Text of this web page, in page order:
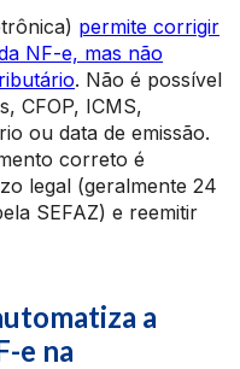
permite corrigir
NF-e, mas não
. Não é possível
CFOP, ICMS,
ou data de emissão.
correto é
legal (geralmente 24
SEFAZ) e reemitir
a
e na